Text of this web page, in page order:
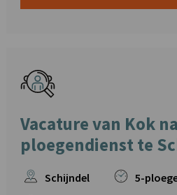
Vacature van Kok
ploegendienst te
Schijndel
5-